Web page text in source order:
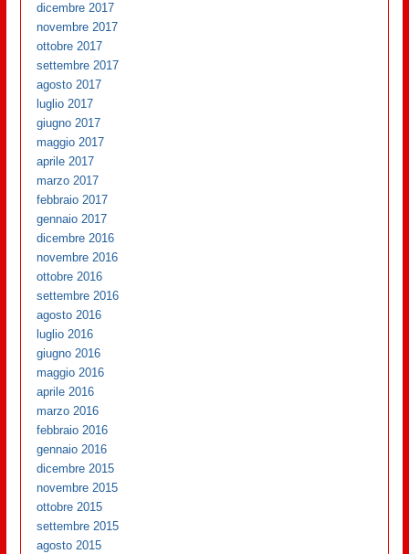
dicembre 2017
novembre 2017
ottobre 2017
settembre 2017
agosto 2017
luglio 2017
giugno 2017
maggio 2017
aprile 2017
marzo 2017
febbraio 2017
gennaio 2017
dicembre 2016
novembre 2016
ottobre 2016
settembre 2016
agosto 2016
luglio 2016
giugno 2016
maggio 2016
aprile 2016
marzo 2016
febbraio 2016
gennaio 2016
dicembre 2015
novembre 2015
ottobre 2015
settembre 2015
agosto 2015